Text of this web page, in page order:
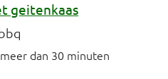
geitenkaas
meer dan 30 minuten